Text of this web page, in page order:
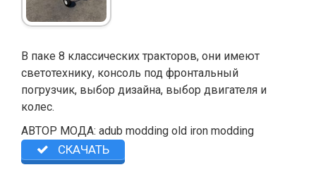
В паке 8 классических тракторов, они имеют
светотехнику, консоль под фронтальный
погрузчик, выбор дизайна, выбор двигателя и
колес.
АВТОР МОДА: adub modding old iron modding
СКАЧАТЬ